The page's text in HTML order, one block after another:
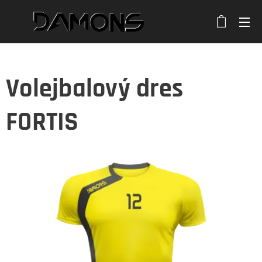
Volejbalový dres
FORTIS